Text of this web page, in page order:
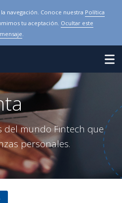
navegación. Conoce nuestra Política
tu aceptación. Ocultar este
mensaje.
del mundo Fintech que
personales.